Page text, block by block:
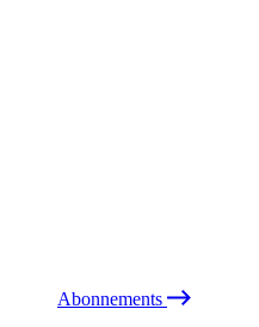
Abonnements